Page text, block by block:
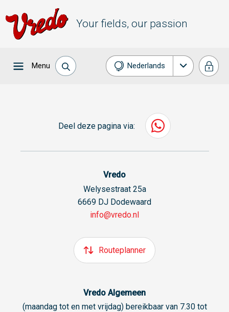
Your fields, our passion
Menu Nederlands
Deutsch
Deel deze pagina via:
Vredo
Welysestraat 25a
6669 DJ Dodewaard
info@vredo.nl
Routeplanner
Vredo Algemeen
(maandag tot en met vrijdag) bereikbaar van 7.30 tot